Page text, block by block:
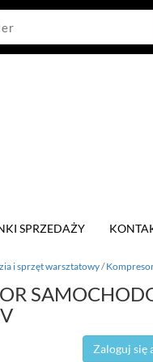
SPRZEDAŻY
i sprzęt warsztatowy/
Zaloguj się